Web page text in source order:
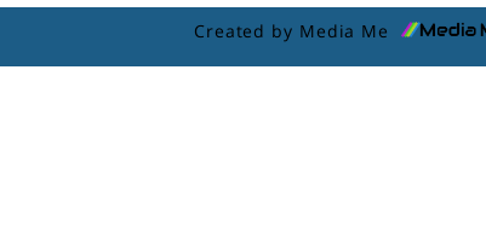
Created by Media Me